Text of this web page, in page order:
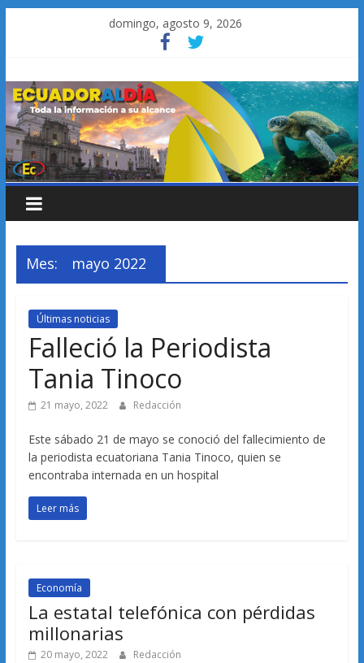
domingo, agosto 9, 2026
Mes: mayo 2022
Últimas noticias
Falleció la Periodista
Tania Tinoco
21 mayo, 2022 Redacción
Este sábado 21 de mayo se conoció del fallecimiento de
la periodista ecuatoriana Tania Tinoco, quien se
encontraba internada en un hospital
Leer más
Economía
La estatal telefónica con pérdidas
millonarias
20 mayo, 2022 Redacción